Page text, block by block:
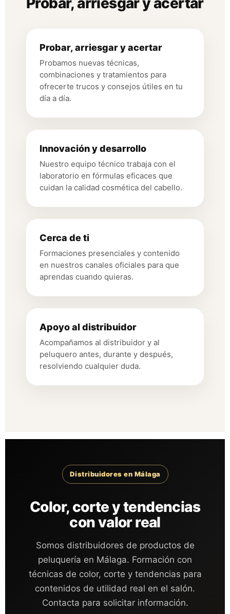
Probar, arriesgar y acertar
Probamos nuevas técnicas,
combinaciones y tratamientos para
ofrecerte trucos y consejos útiles en tu
día a día.
Innovación y desarrollo
Nuestro equipo técnico trabaja con el
laboratorio en fórmulas eficaces que
cuidan la calidad cosmética del cabello.
Cerca de ti
Formaciones presenciales y contenido
en nuestros canales oficiales para que
aprendas cuando quieras.
Apoyo al distribuidor
Acompañamos al distribuidor y al
peluquero antes, durante y después,
resolviendo cualquier duda.
Distribuidores en Málaga
Color, corte y tendencias
con valor real
Somos distribuidores de productos de
peluquería en Málaga. Formación con
técnicas de color, corte y tendencias para
contenidos de utilidad real en el salón.
Contacta para solicitar información.